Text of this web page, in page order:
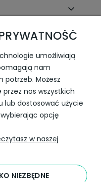
MEDIA
umożliwiają
nam
Możesz
nas wszystkich
lub dostosować użycie
opcję
w naszej
NIEZBĘDNE